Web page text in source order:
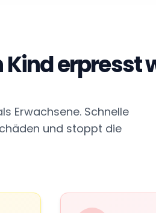
erpresst
Erwachsene. Schnelle
und stoppt die